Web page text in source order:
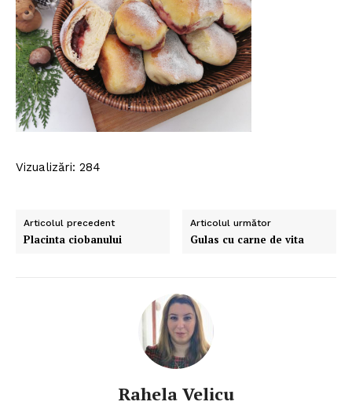
Politica de Confidențialitate
Vizualizări: 284
Articolul precedent
Placinta ciobanului
Articolul următor
Gulas cu carne de vita
Rahela Velicu